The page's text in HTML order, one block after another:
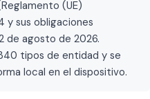
(UE)
y sus obligaciones
de agosto de 2026.
tipos de entidad y se
local en el dispositivo.